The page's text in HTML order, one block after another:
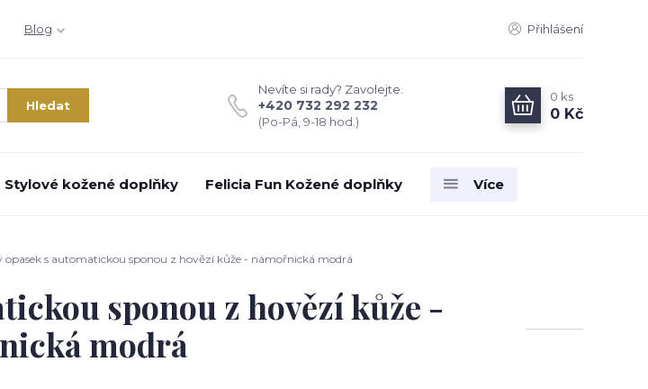
Blog Přihlášení
Hledat
Nevíte si rady? Zavolejte.
+420 732 292 232
(Po-Pá, 9-18 hod.)
0 ks
0 Kč
Stylové kožené doplňky Felicia Fun Kožené doplňky Více
opasek s automatickou sponou z hovězí kůže - námořnická modrá
sponou z hovězí kůže -
modrá